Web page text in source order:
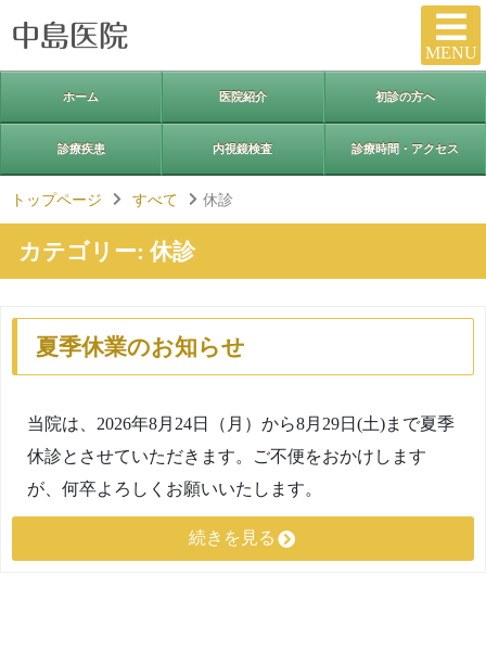
MENU
ホーム 医院紹介 初診の方へ
診療疾患 内視鏡検査 診療時間・アクセス
トップページ すべて 休診
カテゴリー: 休診
夏季休業のお知らせ
当院は、2026年8月24日（月）から8月29日(土)まで夏季
休診とさせていただきます。ご不便をおかけします
が、何卒よろしくお願いいたします。
続きを見る